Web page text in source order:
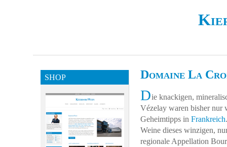
Domaine La
Die knackigen,
Vézelay waren bisher nur
Geheimtipps in Frankreich
Weine dieses winzigen,
regionale Appellation
SHOP